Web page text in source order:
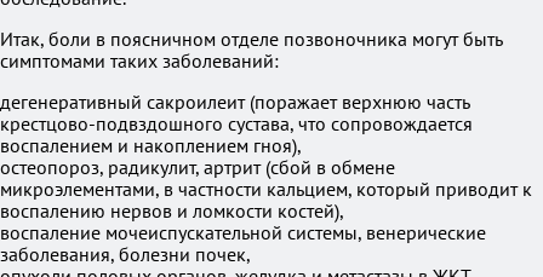
Итак, боли в поясничном отделе позвоночника могут быть
симптомами таких заболеваний:
дегенеративный сакроилеит (поражает верхнюю часть
крестцово-подвздошного сустава, что сопровождается
воспалением и накоплением гноя),
остеопороз, радикулит, артрит (сбой в обмене
микроэлементами, в частности кальцием, который приводит к
воспалению нервов и ломкости костей),
воспаление мочеиспускательной системы, венерические
заболевания, болезни почек,